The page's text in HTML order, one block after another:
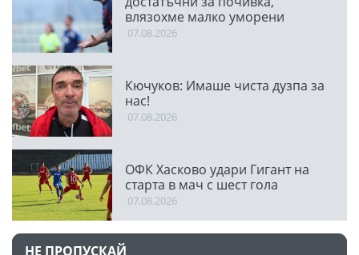
влязохме малко уморени
07.08.2026
Кючуков: Имаше чиста дузпа за
нас!
07.08.2026
ОФК Хасково удари Гигант на
старта в мач с шест гола
07.08.2026
НЕ ПРОПУСКАЙ